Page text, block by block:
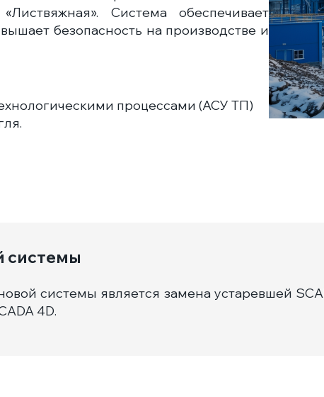
Система обеспечивает
безопасность на производстве и
процессами (АСУ ТП)
системы
системы является замена устаревшей
4D.